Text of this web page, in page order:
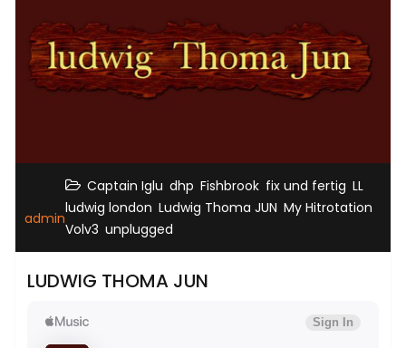
admin
Captain Iglu dhp Fishbrook fix und fertig LL
ludwig london Ludwig Thoma JUN My Hitrotation
Volv3 unplugged
LUDWIG THOMA JUN